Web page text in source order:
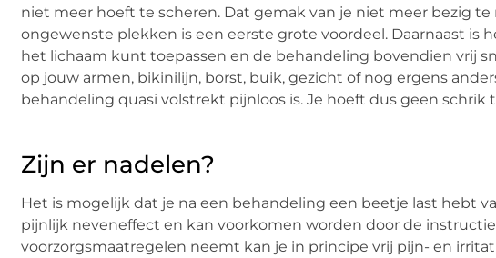
niet meer hoeft te scheren. Dat gemak van je niet meer bezig
ongewenste plekken is een eerste grote voordeel. Daarnaast is
het lichaam kunt toepassen en de behandeling bovendien vrij
op jouw armen, bikinilijn, borst, buik, gezicht of nog ergens
behandeling quasi volstrekt pijnloos is. Je hoeft dus geen
Zijn er nadelen?
Het is mogelijk dat je na een behandeling een beetje last hebt
pijnlijk neveneffect en kan voorkomen worden door de
voorzorgsmaatregelen neemt kan je in principe vrij pijn- en